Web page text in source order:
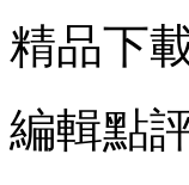
精品下
編輯點